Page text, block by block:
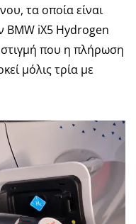
τα οποία είναι
BMW iX5 Hydrogen
που η πλήρωση
μόλις τρία με